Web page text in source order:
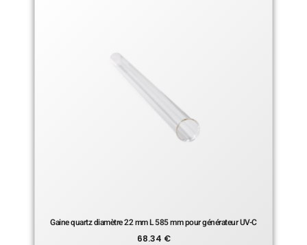
Gaine quartz diamètre 22 mm L 585 mm pour générateur UV-C
68.34 €